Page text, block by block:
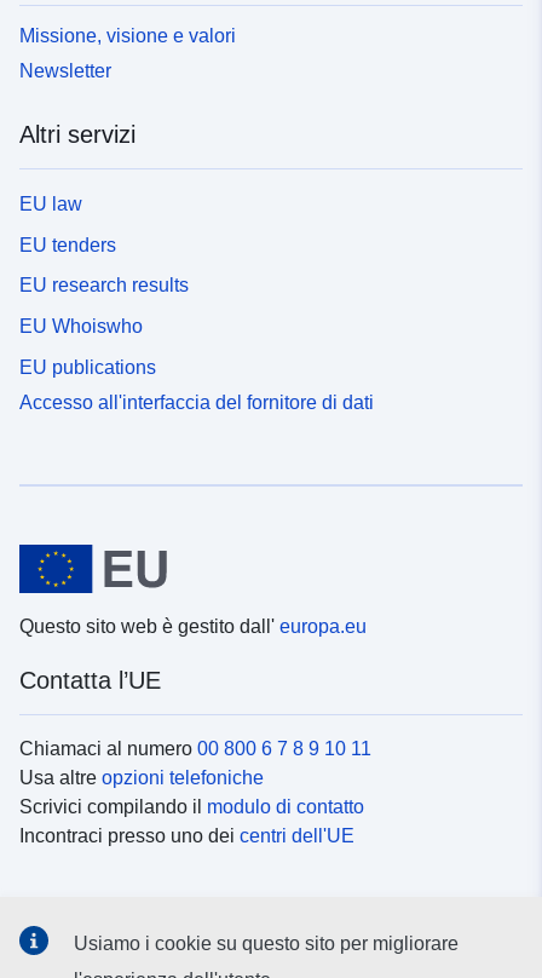
Missione, visione e valori
Newsletter
Altri servizi
EU law
EU tenders
EU research results
EU Whoiswho
EU publications
Accesso all'interfaccia del fornitore di dati
Questo sito web è gestito dall' europa.eu
Contatta l’UE
Chiamaci al numero 00 800 6 7 8 9 10 11
Usa altre opzioni telefoniche
Scrivici compilando il modulo di contatto
Incontraci presso uno dei centri dell'UE
Usiamo i cookie su questo sito per migliorare